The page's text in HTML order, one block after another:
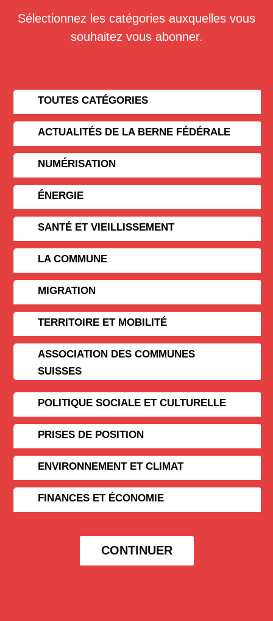
Sélectionnez les catégories auxquelles vous
souhaitez vous abonner.
TOUTES CATÉGORIES
ACTUALITÉS DE LA BERNE FÉDÉRALE
NUMÉRISATION
ÉNERGIE
SANTÉ ET VIEILLISSEMENT
LA COMMUNE
MIGRATION
TERRITOIRE ET MOBILITÉ
ASSOCIATION DES COMMUNES
SUISSES
POLITIQUE SOCIALE ET CULTURELLE
PRISES DE POSITION
ENVIRONNEMENT ET CLIMAT
FINANCES ET ÉCONOMIE
CONTINUER